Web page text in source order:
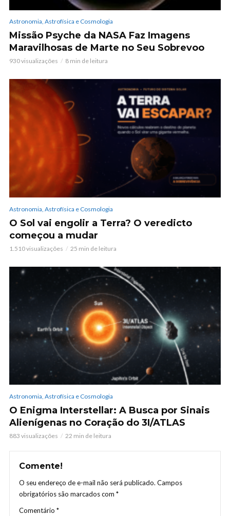
Astronomia, Astrofísica e Cosmologia
Missão Psyche da NASA Faz Imagens
Maravilhosas de Marte no Seu Sobrevoo
930 visualizações 8 min de leitura
Astronomia, Astrofísica e Cosmologia
O Sol vai engolir a Terra? O veredicto
começou a mudar
1.510 visualizações 25 min de leitura
Astronomia, Astrofísica e Cosmologia
O Enigma Interstellar: A Busca por Sinais
Alienígenas no Coração do 3I/ATLAS
883 visualizações 22 min de leitura
Comente!
O seu endereço de e-mail não será publicado. Campos
obrigatórios são marcados com *
Comentário *